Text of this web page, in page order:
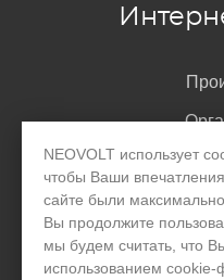
NEOVOLT использует
чтобы Ваши
сайте были
Вы продолжите
мы будем считать, что
использованием cookie-